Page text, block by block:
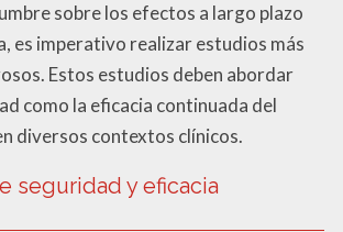
sobre los efectos a largo plazo
es imperativo realizar estudios más
Estos estudios deben abordar
como la eficacia continuada del
diversos contextos clínicos.
seguridad y eficacia